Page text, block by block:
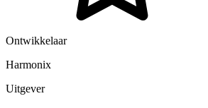
Ontwikkelaar
Harmonix
Uitgever